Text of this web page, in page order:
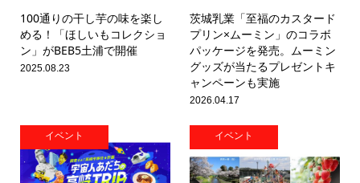
100通りの干し芋の味を楽し
める！「ほしいもコレクショ
ン」がBEB5土浦で開催
2025.08.23
茨城乳業「至福のカスタード
プリン×ムーミン」のコラボ
パッケージを発売。ムーミン
グッズが当たるプレゼントキ
ャンペーンも実施
2026.04.17
イベント イベント